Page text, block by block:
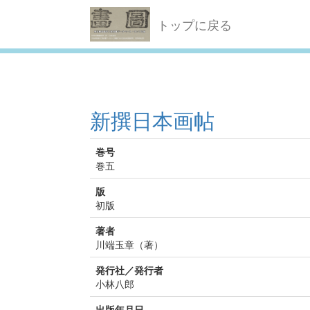
トップに戻る
新撰日本画帖
巻号
巻五
版
初版
著者
川端玉章（著）
発行社／発行者
小林八郎